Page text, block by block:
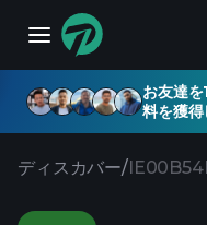
お友達
料を獲得
ディスカバー/